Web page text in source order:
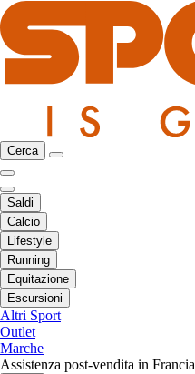
Cerca
Saldi
Calcio
Lifestyle
Running
Equitazione
Escursioni
Altri Sport
Outlet
Marche
Assistenza post-vendita in Francia